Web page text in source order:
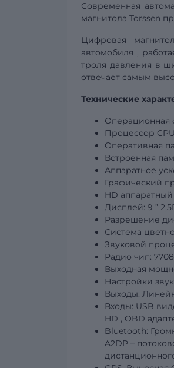
Современная
магнитола Torssen
Цифровая
автомобиля ,
троля давления в
отвечает самым
Технические
Операционная
Процессор
Оперативная
Встроенная
Аппаратное
Графический
HD
Дисплей: 9 ”
Разрешение
Система
Звуковой
Радио чип: 7708
Выходная
Настройки
Выходы:
Входы: USB
HD , OBD
Bluetooth:
A2DP –